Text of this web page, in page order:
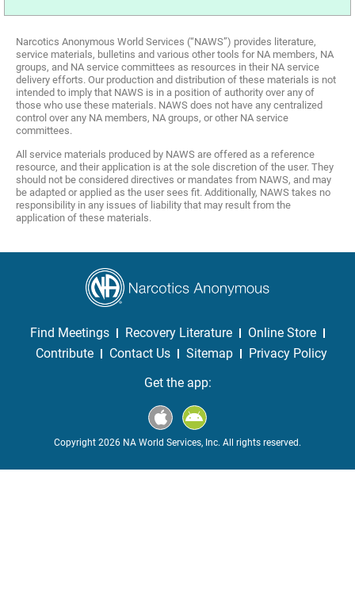
Narcotics Anonymous World Services (“NAWS”) provides literature,
service materials, bulletins and various other tools for NA members, NA
groups, and NA service committees as resources in their NA service
delivery efforts. Our production and distribution of these materials is not
intended to imply that NAWS is in a position of authority over any of
those who use these materials. NAWS does not have any centralized
control over any NA members, NA groups, or other NA service
committees.
All service materials produced by NAWS are offered as a reference
resource, and their application is at the sole discretion of the user. They
should not be considered directives or mandates from NAWS, and may
be adapted or applied as the user sees fit. Additionally, NAWS takes no
responsibility in any issues of liability that may result from the
application of these materials.
Find Meetings Recovery Literature
Online Store
Contribute
Contact Us Sitemap
Privacy Policy
Get the app:
Copyright 2026 NA World Services, Inc. All rights reserved.